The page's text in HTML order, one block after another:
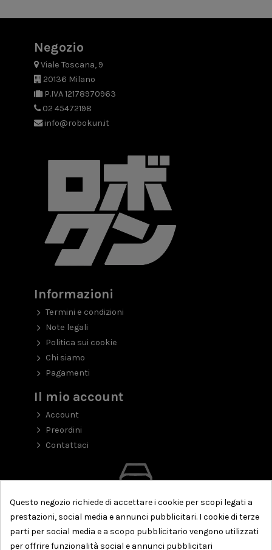
Negozio
Viale Toscana, 9
20136 Milano
P.IVA 12178970963
02 45472198
info@robokun.it
Informazioni
Termini e condizioni
Note legali
Politica sui cookie
Chi siamo
Pagamenti
Il mio account
Account
Preordini
Contattaci
Questo negozio richiede di accettare i cookie per scopi legati a
prestazioni, social media e annunci pubblicitari. I cookie di terze
parti per social media e a scopo pubblicitario vengono utilizzati
per offrire funzionalità social e annunci pubblicitari